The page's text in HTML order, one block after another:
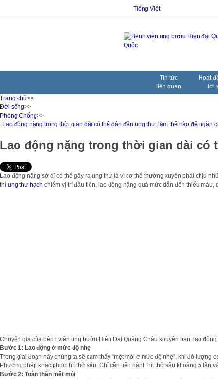
Tiếng Việt
Tin tức
liên quan
Hoạt
lợi
Trang chủ>>
Đời sống>>
Phòng Chống>>
Lao động nặng trong thời gian dài có thể dẫn đến ung thư, làm thế nào để ngăn
Lao động nặng trong thời gian dài có
Lao động nặng sở dĩ có thể gây ra ung thư là vì cơ thể thường xuyên phải chịu
thì ung thư hạch chiếm vị trí đầu tiên, lao động nặng quá mức dẫn đến thiếu
Chuyên gia của bệnh viện ung bướu Hiện Đại Quảng Châu khuyên bạn, lao
Bước 1: Lao động ở mức độ nhẹ
Trong giai đoạn này chúng ta sẽ cảm thấy “mệt mỏi ở mức độ nhẹ”, khi đó
Phương pháp khắc phục: hít thở sâu. Chỉ cần tiến hành hít thở sâu khoảng 5 lần
Bước 2: Toàn thân mệt mỏi